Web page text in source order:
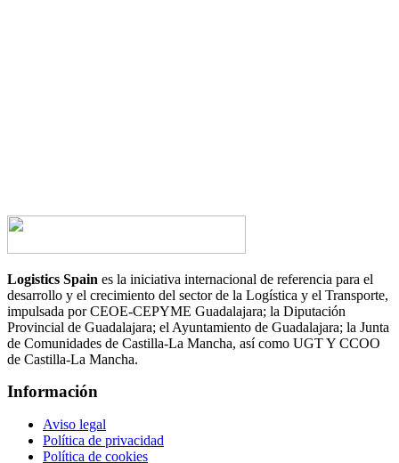
Logistics Spain es la iniciativa internacional de referencia para el
desarrollo y el crecimiento del sector de la Logística y el Transporte,
impulsada por CEOE-CEPYME Guadalajara; la Diputación
Provincial de Guadalajara; el Ayuntamiento de Guadalajara; la Junta
de Comunidades de Castilla-La Mancha, así como UGT Y CCOO
de Castilla-La Mancha.
Información
Aviso legal
Política de privacidad
Política de cookies